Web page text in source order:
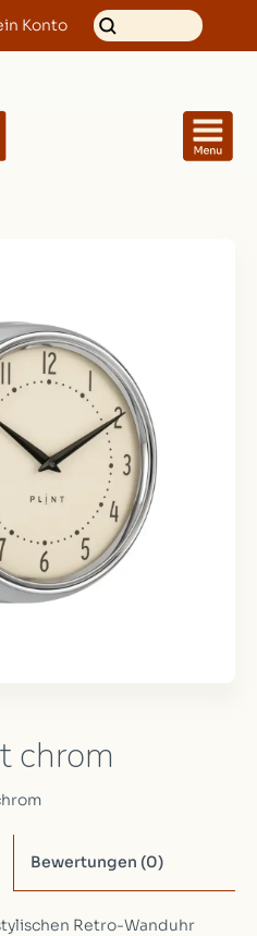
Konto
chrom
Bewertungen (0)
Retro-Wanduhr